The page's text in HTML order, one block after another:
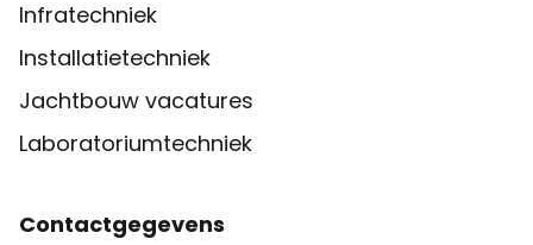
Infratechniek
Installatietechniek
Jachtbouw vacatures
Laboratoriumtechniek
Contactgegevens